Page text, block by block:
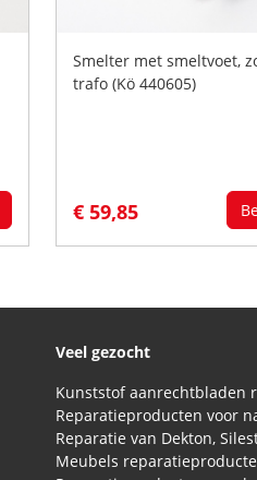
Smelter met smeltvoet,
trafo (Kö 440605)
€ 59,85
Veel gezocht
Meubels